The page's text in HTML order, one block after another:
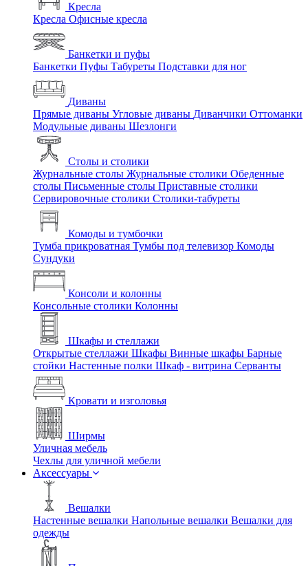
Кресла
Кресла Офисные кресла
Банкетки и пуфы
Банкетки Пуфы Табуреты Подставки для ног
Диваны
Прямые диваны Угловые диваны Диванчики Оттоманки
Модульные диваны Шезлонги
Столы и столики
Журнальные столы Журнальные столики Обеденные
столы Письменные столы Приставные столики
Сервировочные столики Столики-табуреты
Комоды и тумбочки
Тумба прикроватная Тумбы под телевизор Комоды
Сундуки
Консоли и колонны
Консольные столики Колонны
Шкафы и стеллажи
Открытые стеллажи Шкафы Винные шкафы Барные
стойки Настенные полки Шкаф - витрина Серванты
Кровати и изголовья
Ширмы
Уличная мебель
Чехлы для уличной мебели
Аксессуары
Вешалки
Настенные вешалки Напольные вешалки Вешалки для
одежды